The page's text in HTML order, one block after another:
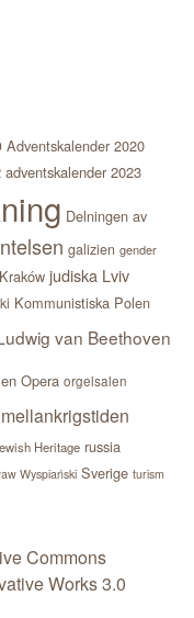
Adventskalender 2020
adventskalender 2023
Delningen av
galizien gender
judiska Lviv
Kommunistiska Polen
van Beethoven
Opera orgelsalen
Heritage russia
Wyspiański Sverige turism
Commons
Works 3.0